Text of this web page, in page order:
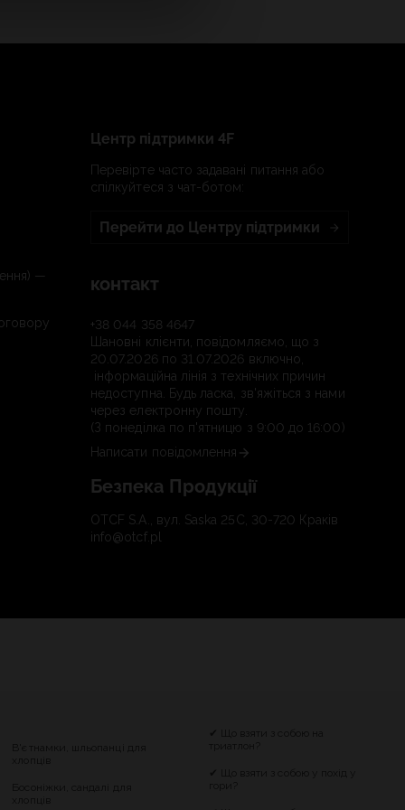
—
Центр підтримки 4F
Перевірте часто задавані питання або
спілкуйтеся з чат-ботом:
Перейти до Центру підтримки
контакт
+38 044 358 4647
Шановні клієнти, повідомляємо, що з
20.07.2026 по 31.07.2026 включно,
інформаційна лінія з технічних причин
недоступна. Будь ласка, зв'яжіться з нами
через електронну пошту.
(З понеділка по п'ятницю з 9:00 до 16:00)
Написати повідомлення
Безпека Продукції
OTCF S.A., вул. Saska 25C, 30-720 Краків
info@otcf.pl